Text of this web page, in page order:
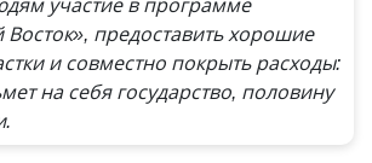
предоставить хорошие
и совместно покрыть расходы:
на себя государство, половину